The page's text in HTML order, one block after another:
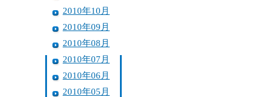
2010年10月
2010年09月
2010年08月
2010年07月
2010年06月
2010年05月